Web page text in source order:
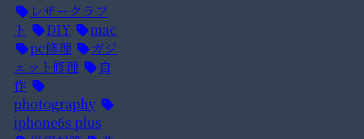
レザークラフ
ト
DIY
mac
pc修理
ガジ
ェット修理
自
作
photography
iphone6s plus